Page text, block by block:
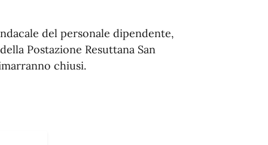
del personale dipendente,
Postazione Resuttana San
chiusi.